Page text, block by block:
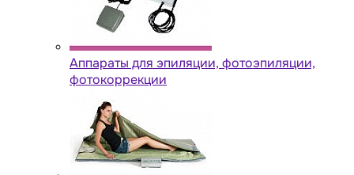
Аппараты для эпиляции, фотоэпиляции,
фотокоррекции